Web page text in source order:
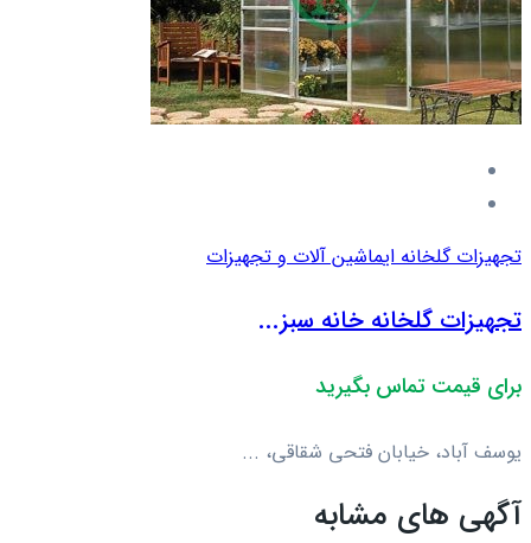
تجهیزات گلخانه ایماشین آلات و تجهیزات
تجهیزات گلخانه خانه سبز...
برای قیمت تماس بگیرید
یوسف آباد، خیابان فتحی شقاقی، ...
آگهی های مشابه